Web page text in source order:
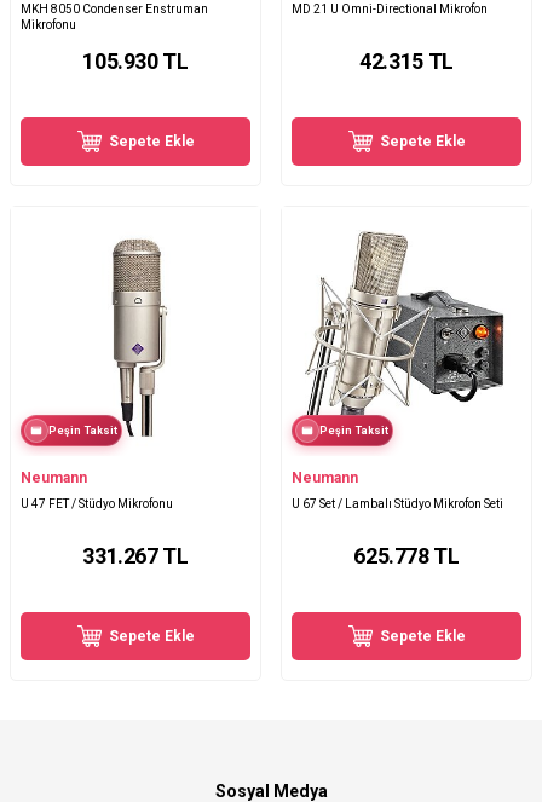
MKH 8050 Condenser Enstruman
Mikrofonu
105.930TL
Sepete Ekle
MD 21 U Omni-Directional Mikrofon
42.315TL
Sepete Ekle
Peşin Taksit
Neumann
U 47 FET / Stüdyo Mikrofonu
331.267TL
Sepete Ekle
Peşin Taksit
Neumann
U 67 Set / Lambalı Stüdyo Mikrofon Seti
625.778TL
Sepete Ekle
Sosyal Medya